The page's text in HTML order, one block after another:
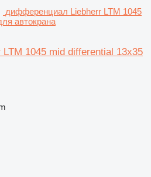
дифференциал Liebherr LTM 1045
автокрана
1045 mid differential 13x35